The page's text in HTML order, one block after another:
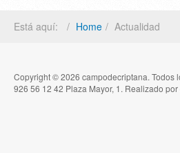
Está aquí: Home Actualidad
Copyright © 2026 campodecriptana. Todos
926 56 12 42 Plaza Mayor, 1. Realizado por